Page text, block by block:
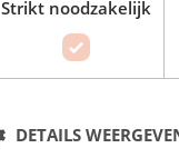
Strikt noodzakelijk
DETAILS